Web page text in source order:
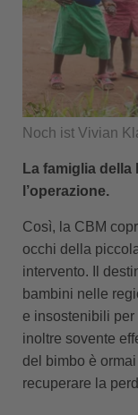
Noch ist Vivian
La famiglia
l’operazione.
Così, la CBM
occhi della
intervento. Il
bambini nelle
e insostenibili
inoltre sovente
del bimbo è
recuperare la